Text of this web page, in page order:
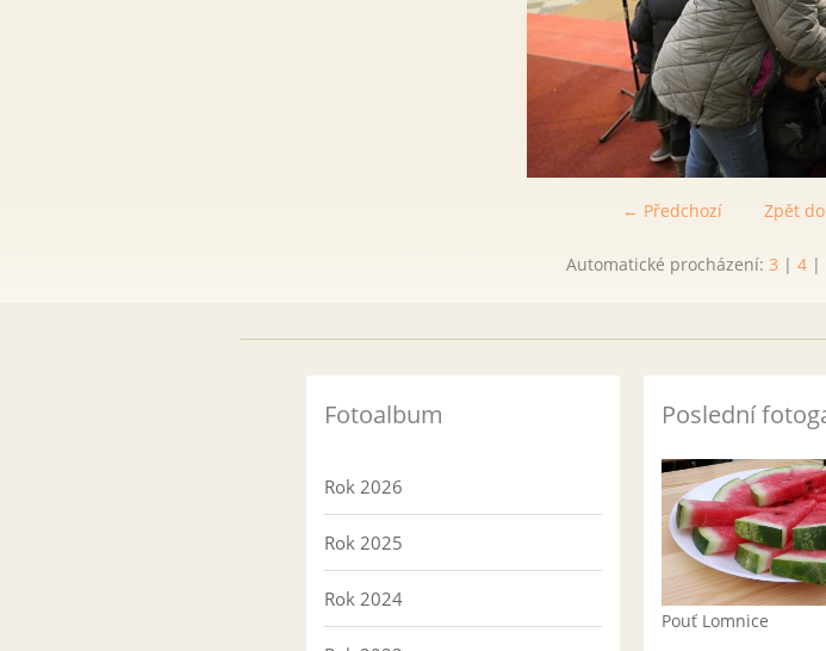
← Předchozí Zpět
Automatické procházení: 3 | 4 |
Fotoalbum
Rok 2026
Rok 2025
Rok 2024
Poslední
Pouť Lomnice